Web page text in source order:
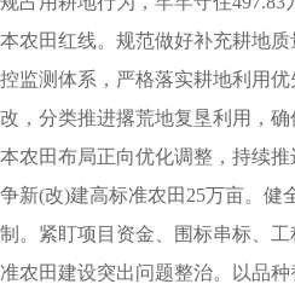
本农田红线。规范做好补充耕地
控监测体系，严格落实耕地利用
改，分类推进撂荒地复垦利用，
本农田布局正向优化调整，持续
争新(改)建高标准农田25万亩。健
制。紧盯项目资金、围标串标、
准农田建设突出问题整治。以品